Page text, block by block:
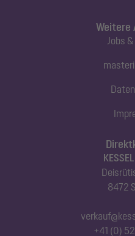
8472
+41 (0)
Weitere
Jobs